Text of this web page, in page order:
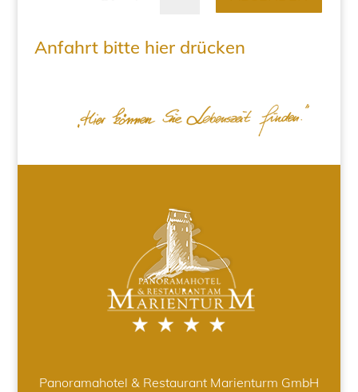
Anfahrt bitte hier drücken
Panoramahotel & Restaurant Marienturm GmbH